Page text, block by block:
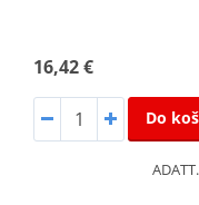
16,42 €
Do